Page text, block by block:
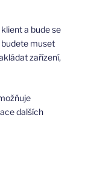
a bude se
muset
zařízení,
dalších